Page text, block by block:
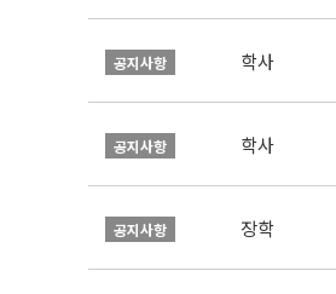
공지사항 학사
공지사항 학사
공지사항 장학